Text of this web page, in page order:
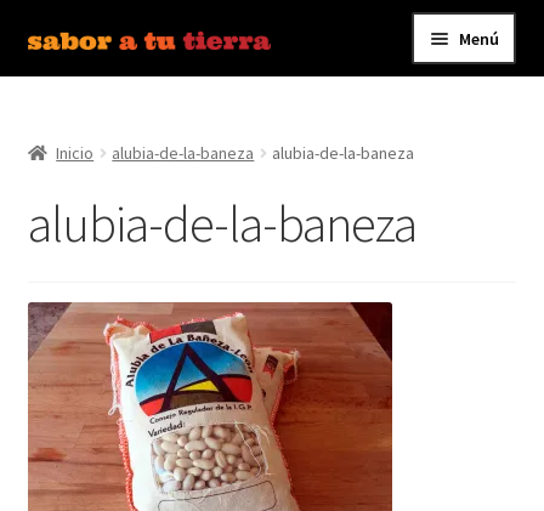
Ir
a
Ir
al
Menú
Bebidas
Caldos, Salsas y Condimentos
Carrito
Conservas y Platos Preparados
Contáctanos
Inicio alubia-de-la-baneza alubia-de-la-baneza
alubia-de-la-baneza